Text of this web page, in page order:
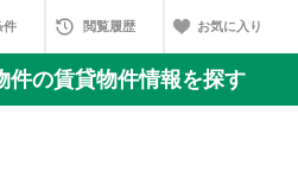
件 閲覧履歴 お気に入り
件の賃貸物件情報を探す